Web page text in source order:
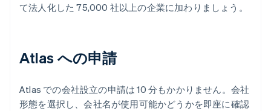
て法人化した 75,000 社以上の企業に加わりましょう。
Atlas への申請
Atlas での会社設立の申請は 10 分もかかりません。会社
形態を選択し、会社名が使用可能かどうかを即座に確認